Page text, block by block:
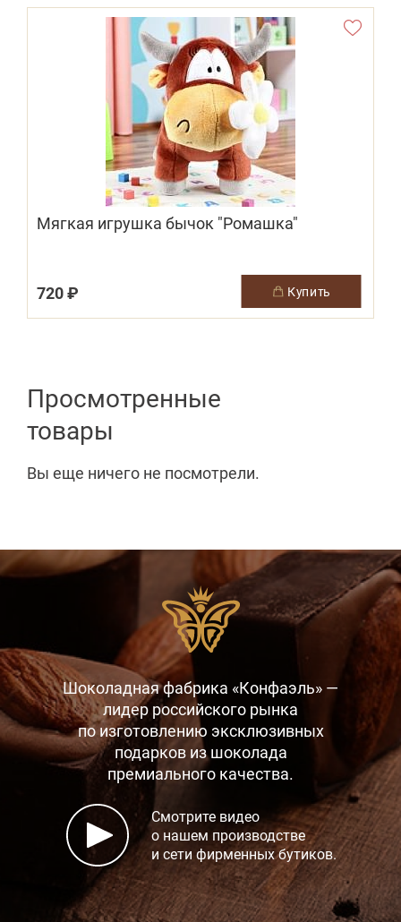
Мягкая игрушка бычок "Ромашка"
720 ₽ купить
Просмотренные
товары
Вы еще ничего не посмотрели.
Шоколадная фабрика «Конфаэль» —
лидер российского рынка
по изготовлению эксклюзивных
подарков из шоколада
премиального качества.
Смотрите видео
о нашем производстве
и сети фирменных бутиков.